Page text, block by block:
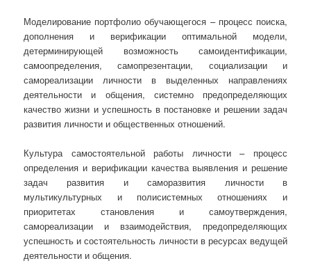
Моделирование портфолио обучающегося – процесс поиска,
дополнения и верификации оптимальной модели,
детерминирующей возможность самоидентификации,
самоопределения, самопрезентации, социализации и
самореализации личности в выделенных направлениях
деятельности и общения, системно предопределяющих
качество жизни и успешность в постановке и решении задач
развития личности и общественных отношений.
Культура самостоятельной работы личности – процесс
определения и верификации качества выявления и решение
задач развития и саморазвития личности в
мультикультурных и полисистемных отношениях и
приоритетах становления и самоутверждения,
самореализации и взаимодействия, предопределяющих
успешность и состоятельность личности в ресурсах ведущей
деятельности и общения.